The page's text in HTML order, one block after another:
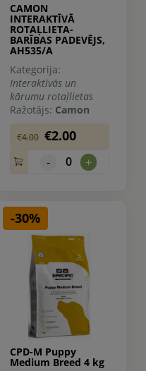
CAMON
INTERAKTĪVĀ
ROTAĻLIETA-
BARĪBAS PADEVĒJS,
AH535/A
Kategorija:
Interaktīvās un
kārumu rotaļlietas
Ražotājs: Camon
€4.00 €2.00
- 0 +
-30%
CPD-M Puppy
Medium Breed 4 kg